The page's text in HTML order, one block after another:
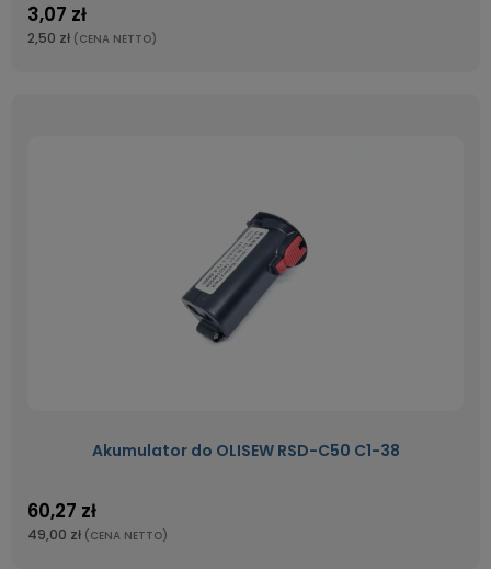
3,07 zł
2,50 zł (CENA NETTO)
Akumulator do OLISEW RSD-C50 C1-38
60,27 zł
49,00 zł (CENA NETTO)